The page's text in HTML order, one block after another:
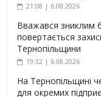
21:08 | 6.08.2026
Вважався зниклим
повертається
Тернопільщини
19:32 | 6.08.2026
На Тернопільщині
для окремих